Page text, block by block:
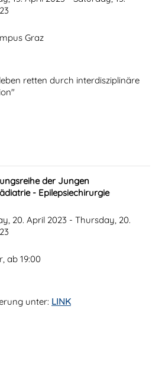
Graz
retten durch interdisziplinäre
der Jungen
- Epilepsiechirurgie
20. April 2023 - Thursday, 20.
ab 19:00
unter: LINK